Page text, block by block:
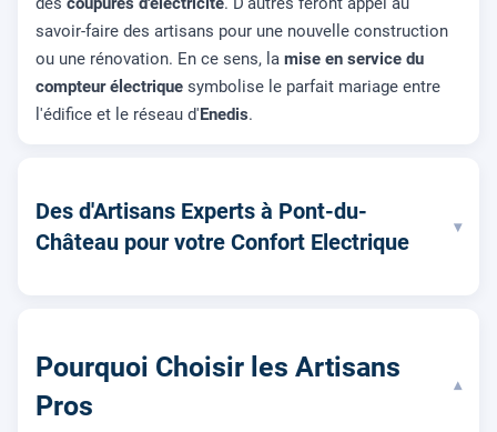
savoir-faire des artisans pour une nouvelle construction
ou une rénovation. En ce sens, la mise en service du
compteur électrique symbolise le parfait mariage entre
l'édifice et le réseau d' Enedis.
Des d'Artisans Experts à Pont-du-
Château pour votre Confort Electrique
▾
Pourquoi Choisir les Artisans
Pros
▾